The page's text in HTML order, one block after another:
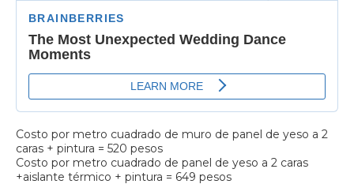
Costo por metro cuadrado de muro de panel de yeso a 2
caras + pintura = 520 pesos
Costo por metro cuadrado de panel de yeso a 2 caras
+aislante térmico + pintura = 649 pesos